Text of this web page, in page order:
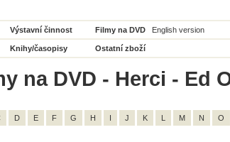
Výstavní činnost Filmy na DVD English version
Knihy/časopisy Ostatní zboží
na DVD - Herci - Ed
D E F G H I J K L M N O